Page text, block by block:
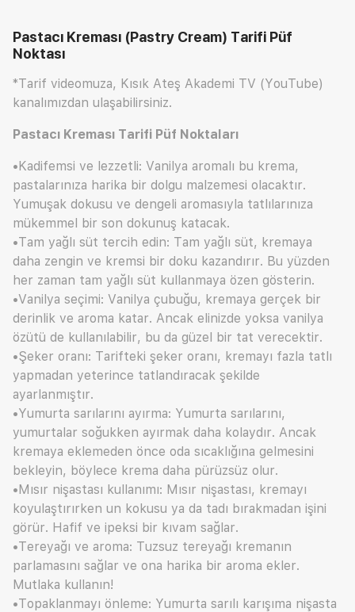
Pastacı Kreması (Pastry Cream) Tarifi Püf
Noktası
*Tarif videomuza, Kısık Ateş Akademi TV (YouTube)
kanalımızdan ulaşabilirsiniz.
Pastacı Kreması Tarifi Püf Noktaları
•Kadifemsi ve lezzetli: Vanilya aromalı bu krema,
pastalarınıza harika bir dolgu malzemesi olacaktır.
Yumuşak dokusu ve dengeli aromasıyla tatlılarınıza
mükemmel bir son dokunuş katacak.
•Tam yağlı süt tercih edin: Tam yağlı süt, kremaya
daha zengin ve kremsi bir doku kazandırır. Bu yüzden
her zaman tam yağlı süt kullanmaya özen gösterin.
•Vanilya seçimi: Vanilya çubuğu, kremaya gerçek bir
derinlik ve aroma katar. Ancak elinizde yoksa vanilya
özütü de kullanılabilir, bu da güzel bir tat verecektir.
•Şeker oranı: Tarifteki şeker oranı, kremayı fazla tatlı
yapmadan yeterince tatlandıracak şekilde
ayarlanmıştır.
•Yumurta sarılarını ayırma: Yumurta sarılarını,
yumurtalar soğukken ayırmak daha kolaydır. Ancak
kremaya eklemeden önce oda sıcaklığına gelmesini
bekleyin, böylece krema daha pürüzsüz olur.
•Mısır nişastası kullanımı: Mısır nişastası, kremayı
koyulaştırırken un kokusu ya da tadı bırakmadan işini
görür. Hafif ve ipeksi bir kıvam sağlar.
•Tereyağı ve aroma: Tuzsuz tereyağı kremanın
parlamasını sağlar ve ona harika bir aroma ekler.
Mutlaka kullanın!
•Topaklanmayı önleme: Yumurta sarılı karışıma nişasta